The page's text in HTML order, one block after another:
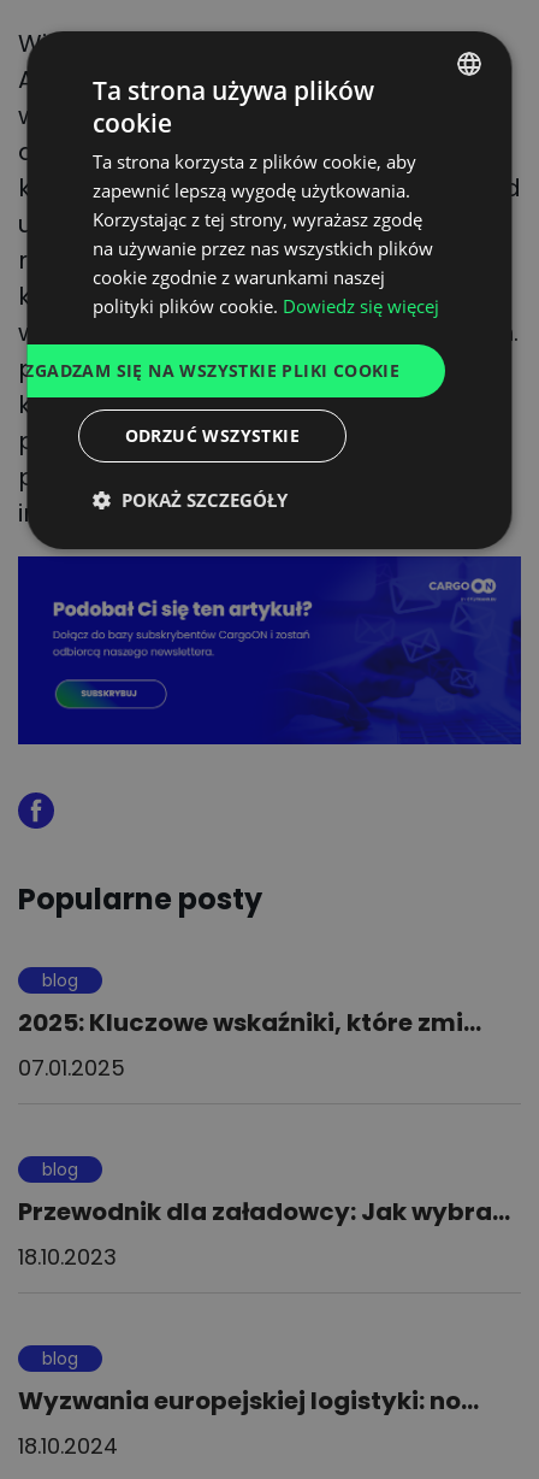
Wiosną 2023 r. przed sądem w
Amsterdamie zapadnie kluczowy wyrok
w sprawie o zmowę cenową, która
dotyczy kilku producentów z różnych
krajów. Jeszcze latem br. holenderski sąd
uznał, że jest właściwym dla
rozstrzygnięcia tej sprawy. W imieniu
kilkunastu tysięcy poszkodowanych
występuje kilka kancelarii prawnych, m.in.
polskaIuridicaoraz holenderska
kancelariaBarentsKrans. Wyrok
przyznający odszkodowania
przewoźnikom może utorować drogę
innym poszkodowanym.
Popularne posty
blog
2025: Kluczowe wskaźniki, które zmi...
07.01.2025
blog
Przewodnik dla załadowcy: Jak wybra...
18.10.2023
blog
Wyzwania europejskiej logistyki: no...
18.10.2024
ENGLISH
GERMAN
UKRAINIAN
FRENCH
Ta strona używa plików
cookie
Ta strona korzysta z plików cookie, aby
zapewnić lepszą wygodę użytkowania.
Korzystając z tej strony, wyrażasz zgodę
na używanie przez nas wszystkich plików
cookie zgodnie z warunkami naszej
polityki plików cookie. Dowiedz się więcej
ZGADZAM SIĘ NA WSZYSTKIE PLIKI COOKIE
ODRZUĆ WSZYSTKIE
POKAŻ SZCZEGÓŁY